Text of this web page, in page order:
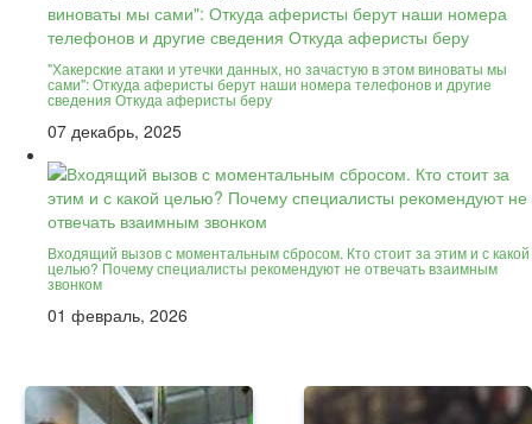
"Хакерские атаки и утечки данных, но зачастую в этом виноваты мы
сами": Откуда аферисты берут наши номера телефонов и другие
сведения Откуда аферисты беру
07 декабрь, 2025
Входящий вызов с моментальным сбросом. Кто стоит за этим и с какой
целью? Почему специалисты рекомендуют не отвечать взаимным
звонком
01 февраль, 2026